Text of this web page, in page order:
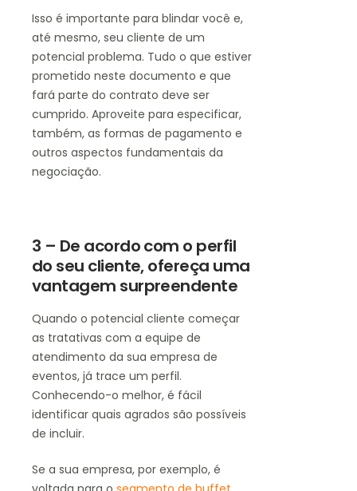
Isso é importante para blindar você e,
até mesmo, seu cliente de um
potencial problema. Tudo o que estiver
prometido neste documento e que
fará parte do contrato deve ser
cumprido. Aproveite para especificar,
também, as formas de pagamento e
outros aspectos fundamentais da
negociação.
3 – De acordo com o perfil
do seu cliente, ofereça uma
vantagem surpreendente
Quando o potencial cliente começar
as tratativas com a equipe de
atendimento da sua empresa de
eventos, já trace um perfil.
Conhecendo-o melhor, é fácil
identificar quais agrados são possíveis
de incluir.
Se a sua empresa, por exemplo, é